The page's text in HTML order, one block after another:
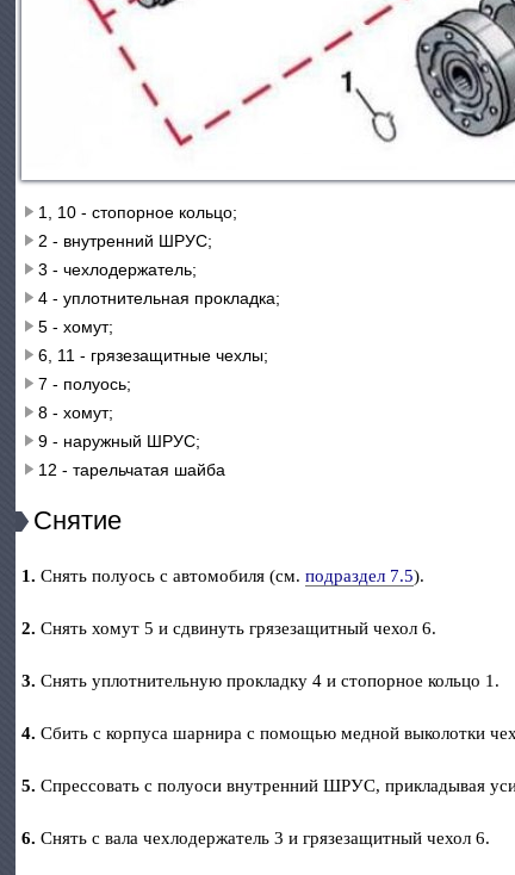
1, 10 - стопорное кольцо;
2 - внутренний ШРУС;
3 - чехлодержатель;
4 - уплотнительная прокладка;
5 - хомут;
6, 11 - грязезащитные чехлы;
7 - полуось;
8 - хомут;
9 - наружный ШРУС;
12 - тарельчатая шайба
Снятие
1. Снять полуось с автомобиля (см.подраздел 7.5).
2. Снять хомут 5 и сдвинуть грязезащитный чехол 6.
3. Снять уплотнительную прокладку 4 и стопорное кольцо 1.
4. Сбить с корпуса шарнира с помощью медной выколотки
5. Спрессовать с полуоси внутренний ШРУС, прикладывая
6. Снять с вала чехлодержатель 3 и грязезащитный чехол 6.